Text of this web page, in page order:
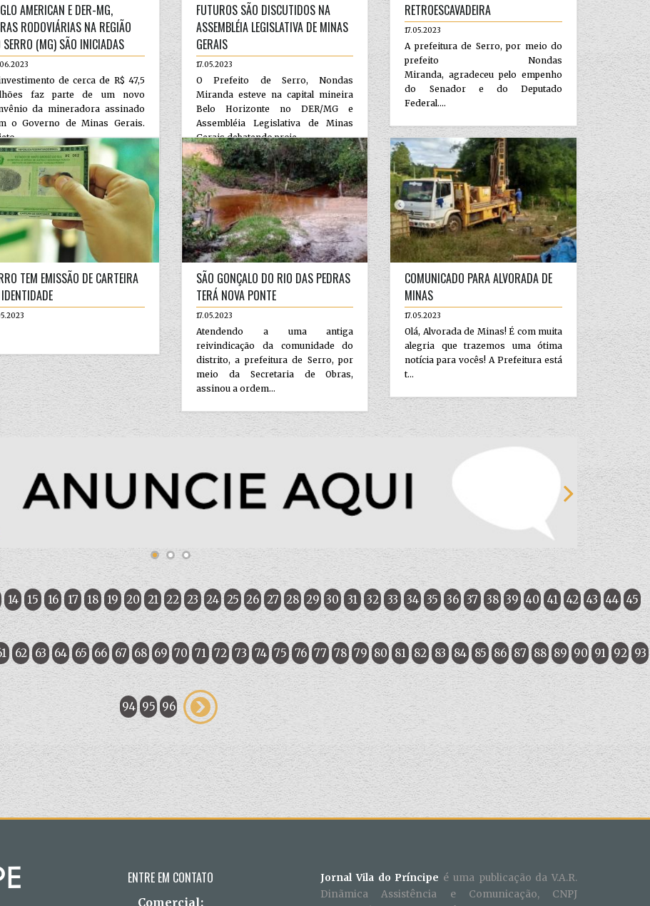
AMERICAN E DER-MG,
RODOVIÁRIAS NA REGIÃO
SERRO (MG) SÃO INICIADAS
de cerca de R$ 47,5
faz parte de um novo
da mineradora assinado
o Governo de Minas Gerais.
FUTUROS SÃO DISCUTIDOS NA
ASSEMBLÉIA LEGISLATIVA DE MINAS
GERAIS
17.05.2023
O Prefeito de Serro, Nondas
Miranda esteve na capital mineira
Belo Horizonte no DER/MG e
Assembléia Legislativa de Minas
Gerais debatendo proje...
RETROESCAVADEIRA
17.05.2023
A prefeitura de Serro, por meio do
prefeito Nondas
Miranda, agradeceu pelo empenho
do Senador e do Deputado
Federal....
TEM EMISSÃO DE CARTEIRA
SÃO GONÇALO DO RIO DAS PEDRAS
TERÁ NOVA PONTE
17.05.2023
Atendendo a uma antiga
reivindicação da comunidade do
distrito, a prefeitura de Serro, por
meio da Secretaria de Obras,
assinou a ordem...
COMUNICADO PARA ALVORADA DE
MINAS
17.05.2023
Olá, Alvorada de Minas! É com muita
alegria que trazemos uma ótima
notícia para vocês! A Prefeitura está
t...
14 15 16 17 18 19 20 21 22 23 24 25 26 27 28 29 30 31 32 33 34 35 36 37 38 39 40 41 42 43 44 45
62 63 64 65 66 67 68 69 70 71 72 73 74 75 76 77 78 79 80 81 82 83 84 85 86 87 88 89 90 91 92 93
94 95 96
ENTRE EM CONTATO
Comercial:
Jornal Vila do Príncipe é uma publicação da V.A.R.
Dinãmica Assistência e Comunicação, CNPJ